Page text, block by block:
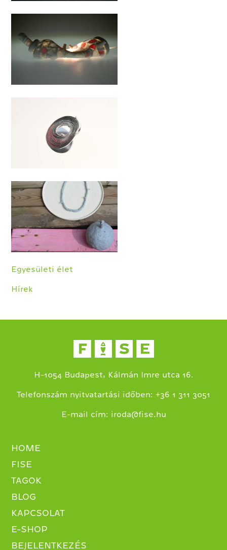
Egyesületi élet
Hírek
H-1054 Budapest, Kálmán Imre utca 16.
Telefonszám nyitvatartási időben: +36 1 311 3051
E-mail cím: iroda@fise.hu
HOME
FISE
TAGOK
BLOG
KAPCSOLAT
E-SHOP
BEJELENTKEZÉS